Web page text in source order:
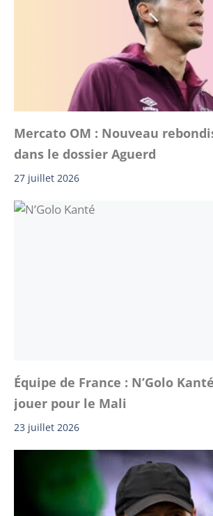
Mercato OM : Nouveau
dans le dossier Aguerd
27 juillet 2026
Équipe de France : N’Golo
jouer pour le Mali
23 juillet 2026